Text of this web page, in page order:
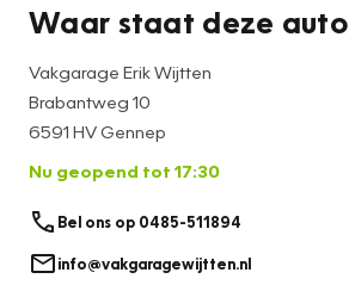
Waar staat deze auto
Vakgarage Erik Wijtten
Brabantweg 10
6591 HV Gennep
Nu geopend tot 17:30
Bel ons op 0485-511894
info@vakgaragewijtten.nl